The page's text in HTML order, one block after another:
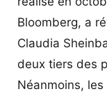
Bloomberg, a
Claudia
deux tiers des
Néanmoins,